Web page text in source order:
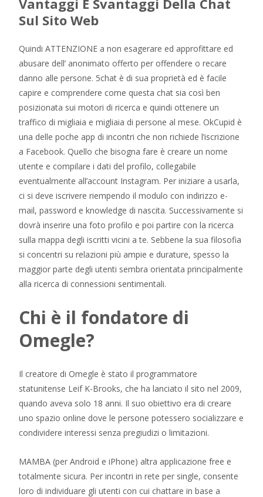
Vantaggi E Svantaggi Della Chat
Sul Sito Web
Quindi ATTENZIONE a non esagerare ed approfittare ed
abusare dell’ anonimato offerto per offendere o recare
danno alle persone. 5chat è di sua proprietà ed è facile
capire e comprendere come questa chat sia così ben
posizionata sui motori di ricerca e quindi ottenere un
traffico di migliaia e migliaia di persone al mese. OkCupid è
una delle poche app di incontri che non richiede l’iscrizione
a Facebook. Quello che bisogna fare è creare un nome
utente e compilare i dati del profilo, collegabile
eventualmente all’account Instagram. Per iniziare a usarla,
ci si deve iscrivere riempendo il modulo con indirizzo e-
mail, password e knowledge di nascita. Successivamente si
dovrà inserire una foto profilo e poi partire con la ricerca
sulla mappa degli iscritti vicini a te. Sebbene la sua filosofia
si concentri su relazioni più ampie e durature, spesso la
maggior parte degli utenti sembra orientata principalmente
alla ricerca di connessioni sentimentali.
Chi è il fondatore di
Omegle?
Il creatore di Omegle è stato il programmatore
statunitense Leif K-Brooks, che ha lanciato il sito nel 2009,
quando aveva solo 18 anni. Il suo obiettivo era di creare
uno spazio online dove le persone potessero socializzare e
condividere interessi senza pregiudizi o limitazioni.
MAMBA (per Android e iPhone) altra applicazione free e
totalmente sicura. Per incontri in rete per single, consente
loro di individuare gli utenti con cui chattare in base a